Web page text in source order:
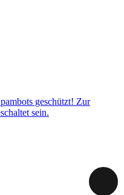
geschützt! Zur
sein.